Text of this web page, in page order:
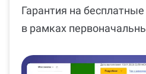
Гарантия на
в рамках